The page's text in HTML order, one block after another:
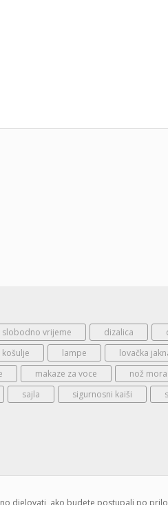
slobodno vrijeme dizalica
košulje lampe lovačka
makaze za voce nož mora
sajla sigurnosni kaiši